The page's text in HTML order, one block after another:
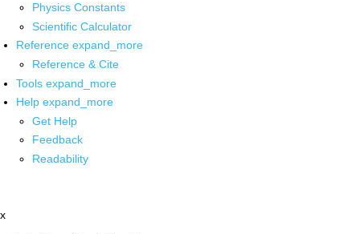
Physics Constants
Scientific Calculator
Reference expand_more
Reference & Cite
Tools expand_more
Help expand_more
Get Help
Feedback
Readability
x